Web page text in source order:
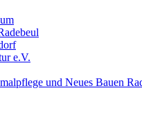
e.V.
und Neues Bauen